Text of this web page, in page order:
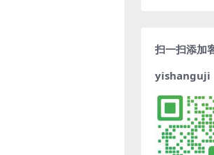
扫一扫添加
yishanguji